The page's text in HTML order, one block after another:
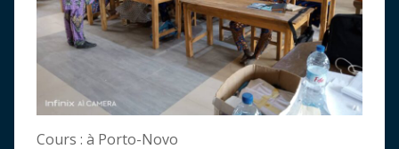
Cours : à Porto-Novo